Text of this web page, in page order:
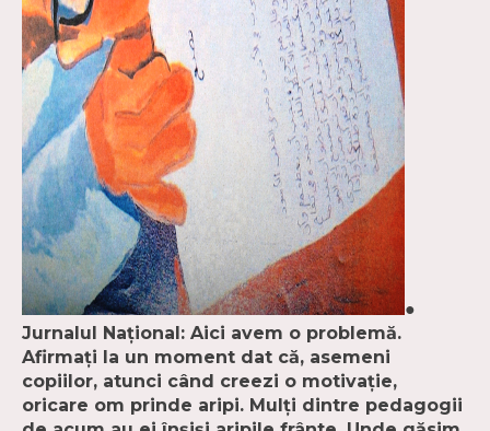
●
Jurnalul Naţional: Aici avem o problemă.
Afirmaţi la un moment dat că, asemeni
copiilor, atunci când creezi o motivaţie,
oricare om prinde aripi. Mulţi dintre pedagogii